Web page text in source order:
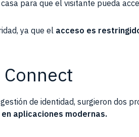
para que el visitante pueda
ya que el acceso es
de identidad, surgieron dos
aplicaciones modernas.